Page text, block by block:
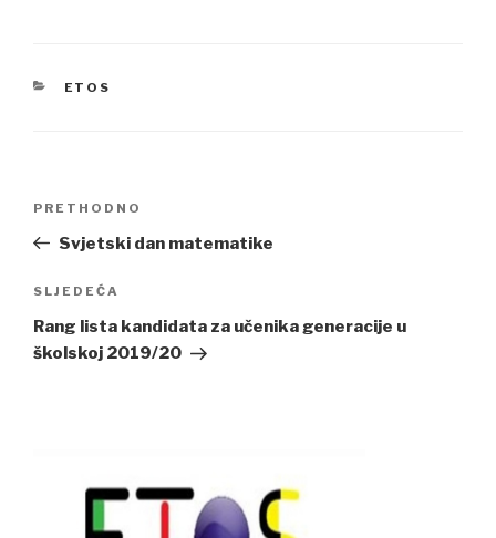
CATEGORIES
ETOS
Previous
Post
PRETHODNO
Svjetski dan matematike
Next
Post
SLJEDEĆA
Rang lista kandidata za učenika generacije u
školskoj 2019/20